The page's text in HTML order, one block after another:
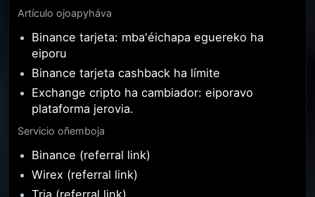
Artículo ojoapyháva
Binance tarjeta: mba'éichapa eguereko ha
eiporu
Binance tarjeta cashback ha límite
Exchange cripto ha cambiador: eiporavo
plataforma jerovia.
Servicio oñemboja
Binance (referral link)
Wirex (referral link)
Tria (referral link)